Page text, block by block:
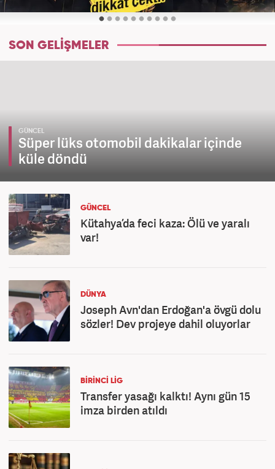
SON GELİŞMELER
GÜNCEL
Süper lüks otomobil dakikalar içinde
küle döndü
GÜNCEL
Kütahya’da feci kaza: Ölü ve yaralı
var!
DÜNYA
Joseph Avn'dan Erdoğan'a övgü dolu
sözler! Dev projeye dahil oluyorlar
BİRİNCİ LİG
Transfer yasağı kalktı! Aynı gün 15
imza birden atıldı